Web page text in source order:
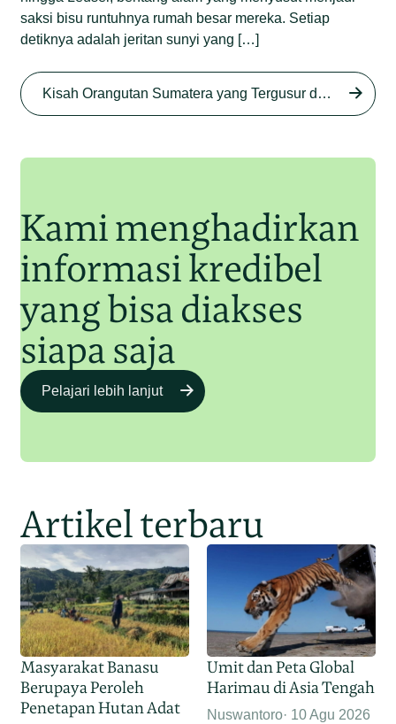
Sumatera di Rawa Tripa
Junaidi Hanafiah 27 Agu 2025
Begini Modus Perburuan
saksi bisu runtuhnya rumah besar mereka. Setiap
detiknya adalah jeritan sunyi yang […]
Kisah Orangutan Sumatera yang Tergusur dari Rumah Sendiri series
Kami menghadirkan
informasi kredibel
yang bisa diakses
siapa saja
Pelajari lebih lanjut
Artikel terbaru
Masyarakat Banasu
Berupaya Peroleh
Penetapan Hutan Adat
Umit dan Peta Global
Harimau di Asia Tengah
Nuswantoro 10 Agu 2026